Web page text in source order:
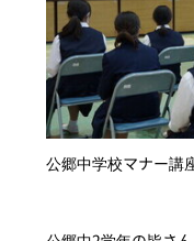
公郷中学校マナー講